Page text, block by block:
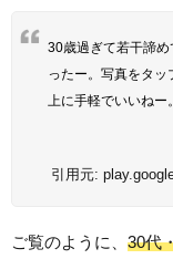
30歳過ぎて若干諦
ったー。写真をタッ
上に手軽でいいねー。
引用元:
ご覧のように、 30代